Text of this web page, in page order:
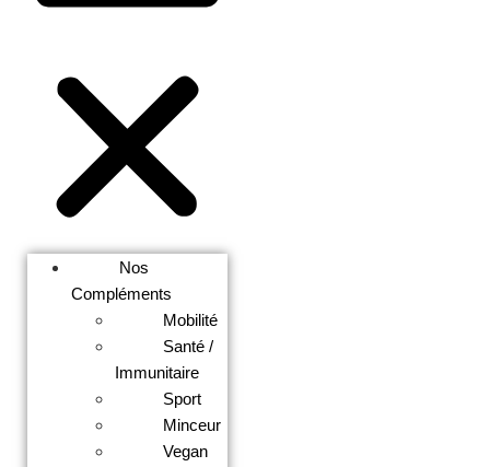
Nos
Compléments
Mobilité
Santé /
Immunitaire
Sport
Minceur
Vegan